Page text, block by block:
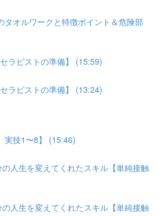
タオルワークと特徴ポイント＆危険部
ラピストの準備】 (15:59)
ラピストの準備】 (13:24)
技1〜8】 (15:46)
人生を変えてくれたスキル【単純接触
人生を変えてくれたスキル【単純接触